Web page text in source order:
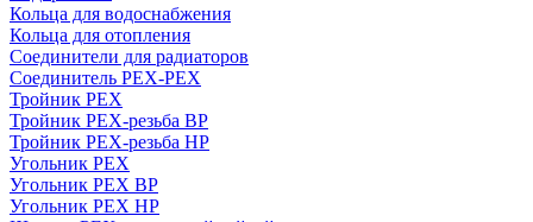
Кольца для водоснабжения
Кольца для отопления
Соединители для радиаторов
Соединитель PEX-PEX
Тройник PEX
Тройник PEX-резьба ВР
Тройник PEX-резьба НР
Угольник PEX
Угольник PEX ВР
Угольник PEX НР